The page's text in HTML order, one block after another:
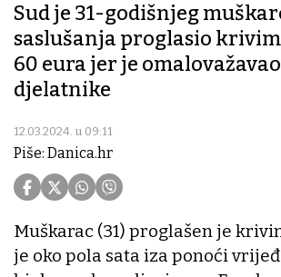
Sud je 31-godišnjeg
saslušanja proglasio
60 eura jer je
djelatnike
12.03.2024. u 09:11
Piše: Danica.hr
Muškarac (31) proglašen je
je oko pola sata iza ponoći